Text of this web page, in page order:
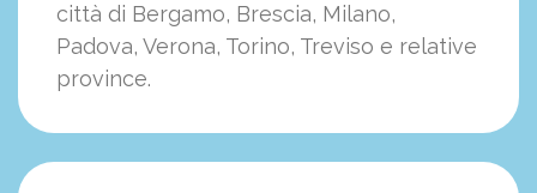
città di Bergamo, Brescia, Milano,
Padova, Verona, Torino, Treviso e relative
province.